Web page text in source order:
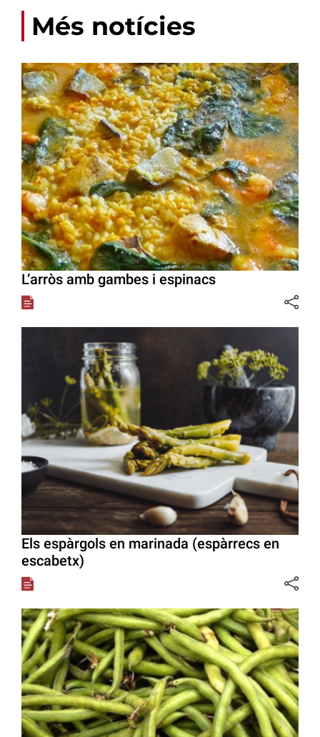
Més notícies
L’arròs amb gambes i espinacs
Els espàrgols en marinada (espàrrecs en
escabetx)